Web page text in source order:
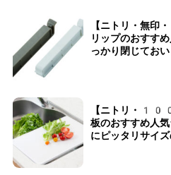
【ニトリ・無
リップのおすす
っかり閉じてお
【ニトリ・100
板のおすすめ人
にピッタリサイ